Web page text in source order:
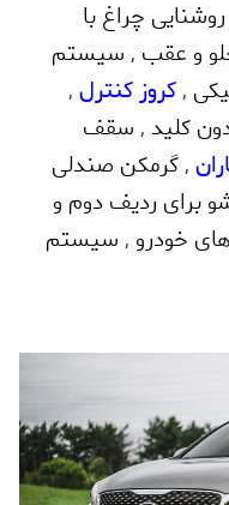
چراغ با
و عقب ,سیستم
,کروز کنترل,
کلید ,سقف
,گرمکن صندلی
برای ردیف دوم و
خودرو ,سیستم